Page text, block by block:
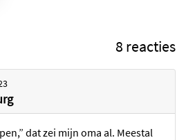
8 reacties
dat zei mijn oma al. Meestal